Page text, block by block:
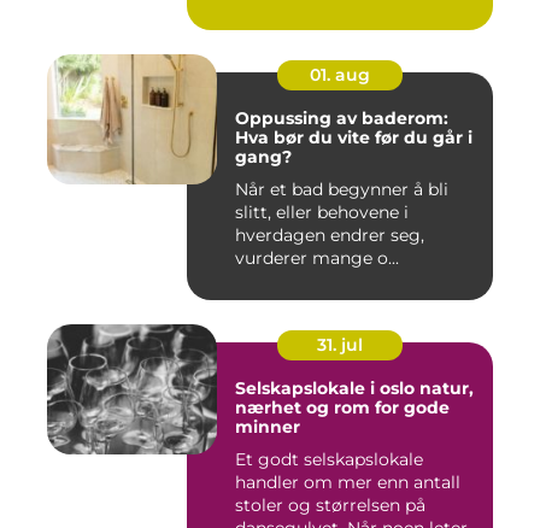
01. aug
Oppussing av baderom:
Hva bør du vite før du går i
gang?
Når et bad begynner å bli
slitt, eller behovene i
hverdagen endrer seg,
vurderer mange o...
31. jul
Selskapslokale i oslo natur,
nærhet og rom for gode
minner
Et godt selskapslokale
handler om mer enn antall
stoler og størrelsen på